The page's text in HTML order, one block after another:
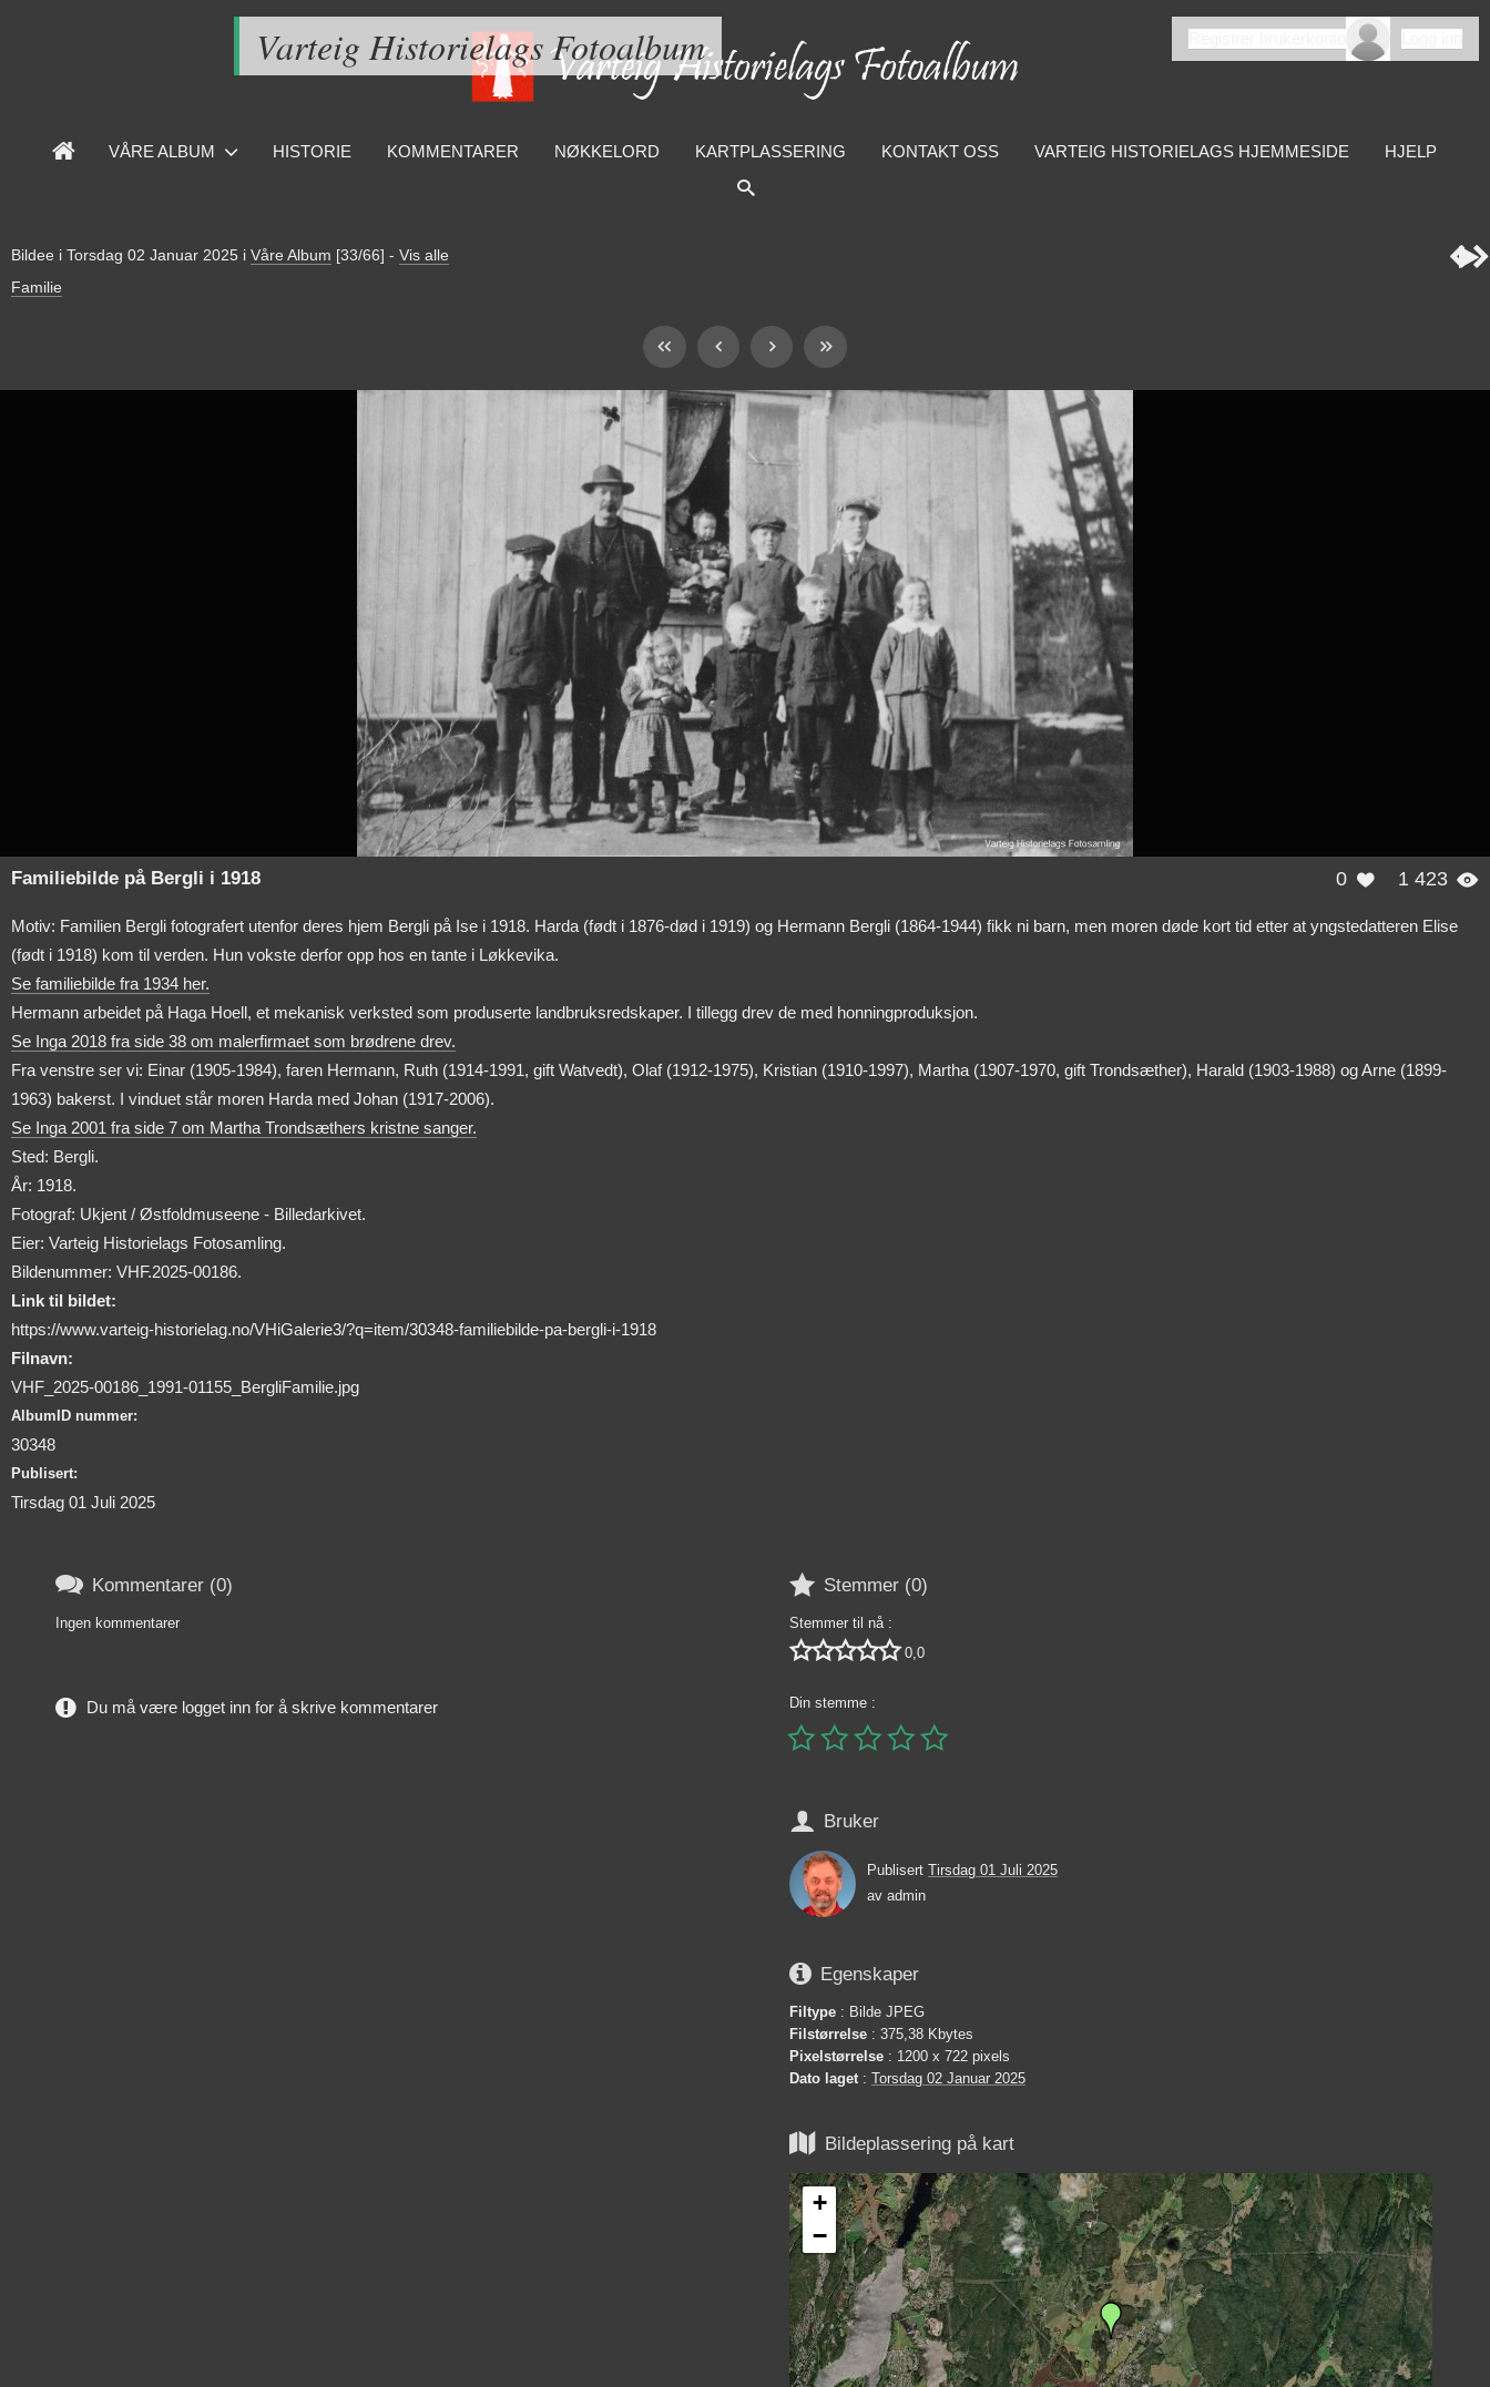
Varteig Historielags Fotoalbum
VÅRE ALBUM HISTORIE KOMMENTARER NØKKELORD KARTPLASSERING KONTAKT OSS VARTEIG HISTORIELAGS HJEMMESIDE HJELP
Bildee i Torsdag 02 Januar 2025 i Våre Album [33/66] - Vis alle
Familie

0  1 423 
Familiebilde på Bergli i 1918
Motiv: Familien Bergli fotografert utenfor deres hjem Bergli på Ise i 1918. Harda (født i 1876-død i 1919) og Hermann Bergli (1864-1944) fikk ni barn, men moren døde kort tid etter at yngstedatteren Elise
(født i 1918) kom til verden. Hun vokste derfor opp hos en tante i Løkkevika.
Se familiebilde fra 1934 her.
Hermann arbeidet på Haga Hoell, et mekanisk verksted som produserte landbruksredskaper. I tillegg drev de med honningproduksjon.
Se Inga 2018 fra side 38 om malerfirmaet som brødrene drev.
Fra venstre ser vi: Einar (1905-1984), faren Hermann, Ruth (1914-1991, gift Watvedt), Olaf (1912-1975), Kristian (1910-1997), Martha (1907-1970, gift Trondsæther), Harald (1903-1988) og Arne (1899-
1963) bakerst. I vinduet står moren Harda med Johan (1917-2006).
Se Inga 2001 fra side 7 om Martha Trondsæthers kristne sanger.
Sted: Bergli.
År: 1918.
Fotograf: Ukjent / Østfoldmuseene - Billedarkivet.
Eier: Varteig Historielags Fotosamling.
Bildenummer: VHF.2025-00186.
Link til bildet:
https://www.varteig-historielag.no/VHiGalerie3/?q=item/30348-familiebilde-pa-bergli-i-1918
Filnavn:
VHF_2025-00186_1991-01155_BergliFamilie.jpg
AlbumID nummer:
30348
Publisert:
Tirsdag 01 Juli 2025
 Stemmer (0)
Stemmer til nå :
 0,0
Din stemme :

 Bruker
Publisert Tirsdag 01 Juli 2025
av admin
 Egenskaper
Filtype : Bilde JPEG
Filstørrelse : 375,38 Kbytes
Pixelstørrelse : 1200 x 722 pixels
Dato laget: Torsdag 02 Januar 2025
 Bildeplassering på kart
+
−
 Kommentarer (0)
Ingen kommentarer
Du må være logget inn for å skrive kommentarer